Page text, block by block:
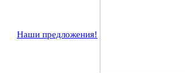
Наши предложения!